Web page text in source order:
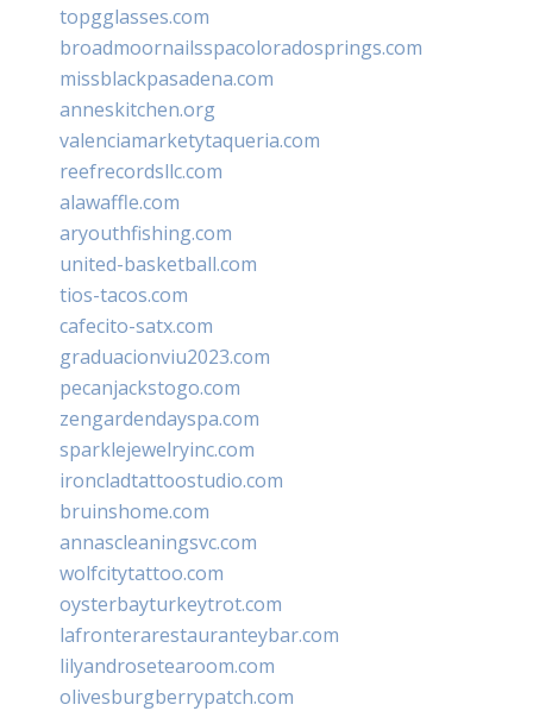
topgglasses.com
broadmoornailsspacoloradosprings.com
missblackpasadena.com
anneskitchen.org
valenciamarketytaqueria.com
reefrecordsllc.com
alawaffle.com
aryouthfishing.com
united-basketball.com
tios-tacos.com
cafecito-satx.com
graduacionviu2023.com
pecanjackstogo.com
zengardendayspa.com
sparklejewelryinc.com
ironcladtattoostudio.com
bruinshome.com
annascleaningsvc.com
wolfcitytattoo.com
oysterbayturkeytrot.com
lafronterarestauranteybar.com
lilyandrosetearoom.com
olivesburgberrypatch.com